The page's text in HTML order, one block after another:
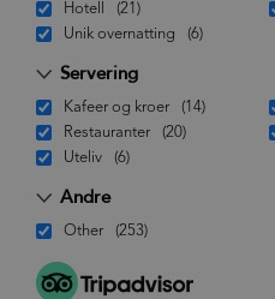
Hotell
(21)
Unik overnatting
(6)
Servering
Kafeer og kroer (14)
Restauranter
(20)
Uteliv
(6)
Andre
Other (253)